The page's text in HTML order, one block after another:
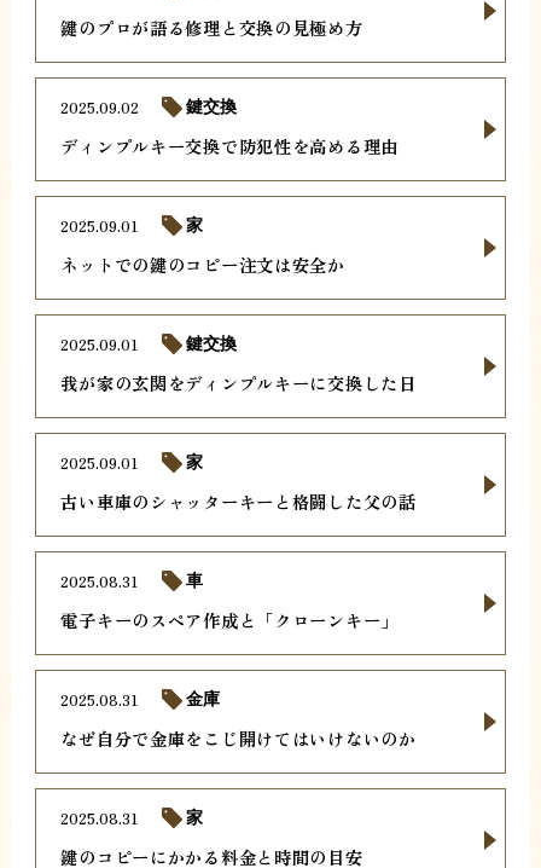
鍵のプロが語る修理と交換の見極め方
ディンプルキー交換で防犯性を高める理由
2025.09.02 鍵交換
ネットでの鍵のコピー注文は安全か
2025.09.01 家
我が家の玄関をディンプルキーに交換した日
2025.09.01 鍵交換
古い車庫のシャッターキーと格闘した父の話
2025.09.01 家
電子キーのスペア作成と「クローンキー」
2025.08.31 車
なぜ自分で金庫をこじ開けてはいけないのか
2025.08.31 金庫
鍵のコピーにかかる料金と時間の目安
2025.08.31 家